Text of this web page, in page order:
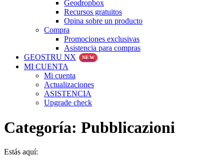
Geodropbox
Recursos gratuitos
Opina sobre un producto
Compra
Promociones exclusivas
Asistencia para compras
GEOSTRU NX
NEW
MI CUENTA
Mi cuenta
Actualizaciones
ASISTENCIA
Upgrade check
Categoría: Pubblicazioni
Estás aquí: